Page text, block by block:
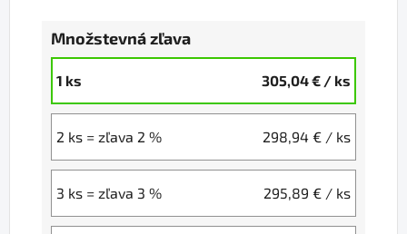
Množstevná zľava
1 ks 305,04 € / ks
2 ks = zľava 2 % 298,94 € / ks
3 ks = zľava 3 % 295,89 € / ks